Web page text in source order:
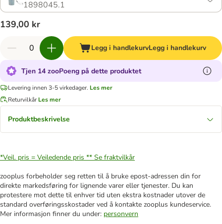
1898045.1
139,00 kr
Legg i handlekurvLegg i handlekurv
Tjen 14 zooPoeng på dette produktet
Levering innen 3-5 virkedager. Les mer
Returvilkår Les mer
Produktbeskrivelse
*Veil. pris = Veiledende pris ** Se fraktvilkår
zooplus forbeholder seg retten til å bruke epost-adressen din for
direkte markedsføring for lignende varer eller tjenester. Du kan
protestere mot dette til enhver tid uten ekstra kostnader utover de
standard overføringsskostader ved å kontakte zooplus kundeservice.
Mer informasjon finner du under: personvern